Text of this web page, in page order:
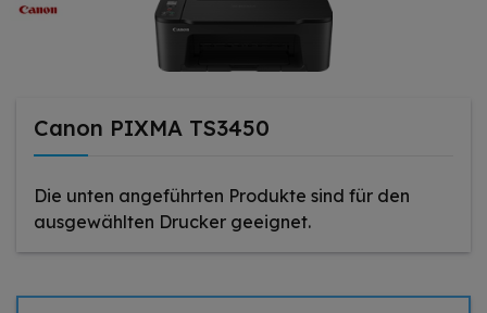
Canon PIXMA TS3450
Die unten angeführten Produkte sind für den
ausgewählten Drucker geeignet.